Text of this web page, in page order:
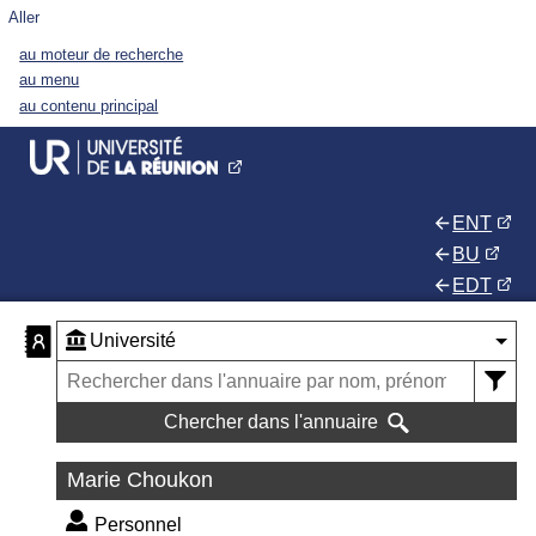
Aller
au moteur de recherche
au menu
au contenu principal
ENT
BU
EDT
Chercher dans l'annuaire
Marie Choukon
Personnel